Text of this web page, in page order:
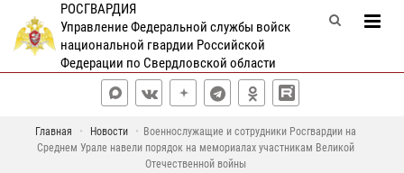
РОСГВАРДИЯ
Управление Федеральной службы войск
национальной гвардии Российской
Федерации по Свердловской области
Главная Новости
Военнослужащие и сотрудники Росгвардии на
Среднем Урале навели порядок на мемориалах участникам Великой
Отечественной войны